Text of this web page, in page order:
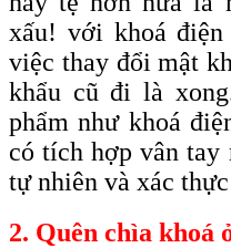
xấu! với khoá
việc thay đổi mật
khẩu cũ đi là
phẩm như khoá
có tích hợp vân
tự nhiên và xác
2. Quên chìa khoá